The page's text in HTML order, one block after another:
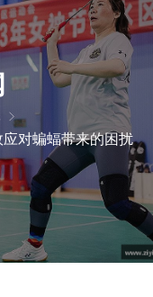
对蝙蝠带来的困扰